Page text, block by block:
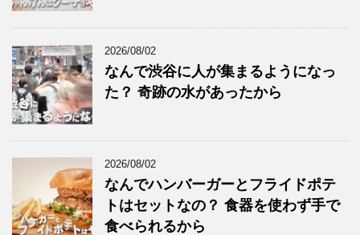
2026/08/02
なんで渋谷に人が集まるようになっ
た？ 奇跡の水があったから
2026/08/02
なんでハンバーガーとフライドポテ
トはセットなの？ 食器を使わず手で
食べられるから